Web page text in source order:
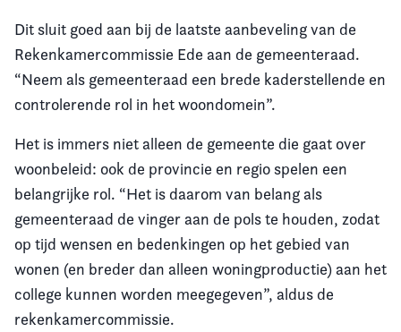
Dit sluit goed aan bij de laatste aanbeveling van de
Rekenkamercommissie Ede aan de gemeenteraad.
“Neem als gemeenteraad een brede kaderstellende en
controlerende rol in het woondomein”.
Het is immers niet alleen de gemeente die gaat over
woonbeleid: ook de provincie en regio spelen een
belangrijke rol. “Het is daarom van belang als
gemeenteraad de vinger aan de pols te houden, zodat
op tijd wensen en bedenkingen op het gebied van
wonen (en breder dan alleen woningproductie) aan het
college kunnen worden meegegeven”, aldus de
rekenkamercommissie.